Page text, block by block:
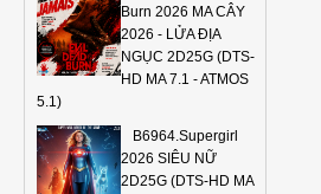
Burn 2026 MA CÂY
2026 - LỬA ĐỊA
NGỤC 2D25G (DTS-
HD MA 7.1 - ATMOS
5.1)
B6964.Supergirl
2026 SIÊU NỮ
2D25G (DTS-HD MA